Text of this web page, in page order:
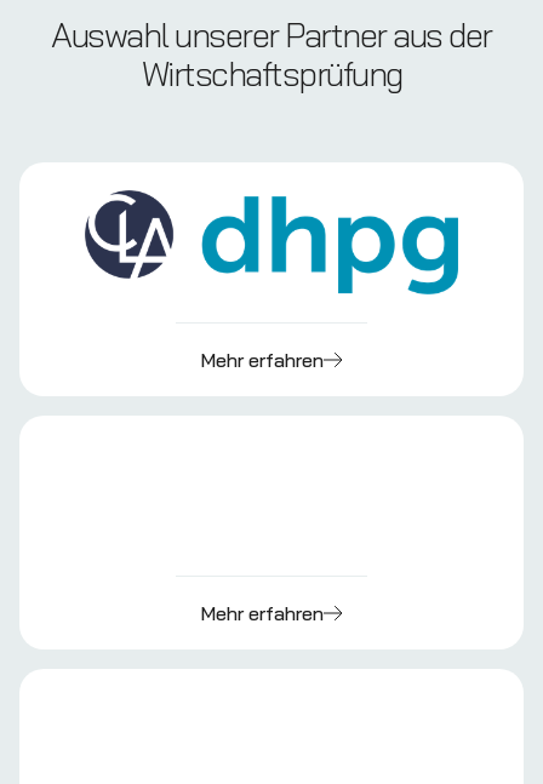
Auswahl unserer Partner aus der
Wirtschaftsprüfung
Mehr erfahren
Mehr erfahren